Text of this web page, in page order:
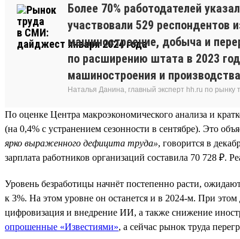
Более 70% работодателей
участвовали 529 респондентов
машиностроение, добыча и
по расширению штата в 2023
машиностроения и
Наталья Данина, главный эксперт hh.ru по рынку
По оценке Центра макроэкономического анализа и
(на 0,4% с устранением сезонности в сентябре). Это
ярко выраженного дефицита труда», говорится в
зарплата работников организаций составила 70 728 ₽.
Уровень безработицы начнёт постепенно расти,
к 3%. На этом уровне он останется и в 2024-м. При
цифровизация и внедрение ИИ, а также снижение
опрошенные «Известиями», а сейчас рынок труда